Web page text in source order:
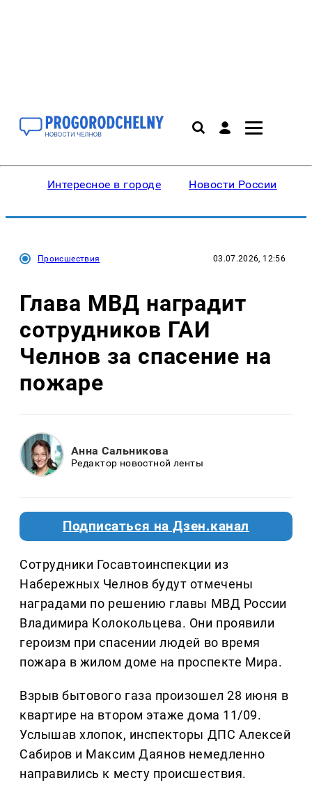
Интересное в городе Новости России
Происшествия 03.07.2026, 12:56
Глава МВД наградит
сотрудников ГАИ
Челнов за спасение на
пожаре
Анна Сальникова
Редактор новостной ленты
Подписаться на Дзен.канал
Сотрудники Госавтоинспекции из
Набережных Челнов будут отмечены
наградами по решению главы МВД России
Владимира Колокольцева. Они проявили
героизм при спасении людей во время
пожара в жилом доме на проспекте Мира.
Взрыв бытового газа произошел 28 июня в
квартире на втором этаже дома 11/09.
Услышав хлопок, инспекторы ДПС Алексей
Сабиров и Максим Даянов немедленно
направились к месту происшествия.